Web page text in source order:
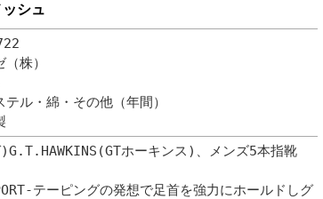
シュ
株）
ル・綿・その他（年間）
)G.T.HAWKINS(GTホーキンス)、メンズ5本指靴
テーピングの発想で足首を強力にホールドしグ